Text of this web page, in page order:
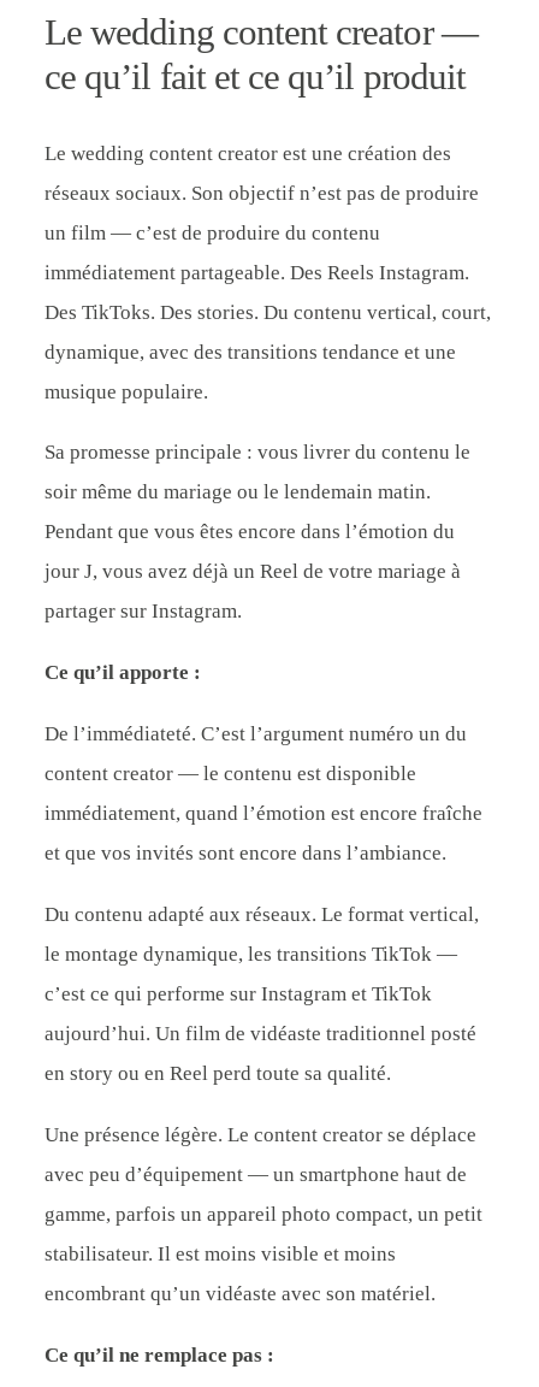
Le wedding content creator —
ce qu’il fait et ce qu’il produit
Le wedding content creator est une création des
réseaux sociaux. Son objectif n’est pas de produire
un film — c’est de produire du contenu
immédiatement partageable. Des Reels Instagram.
Des TikToks. Des stories. Du contenu vertical, court,
dynamique, avec des transitions tendance et une
musique populaire.
Sa promesse principale : vous livrer du contenu le
soir même du mariage ou le lendemain matin.
Pendant que vous êtes encore dans l’émotion du
jour J, vous avez déjà un Reel de votre mariage à
partager sur Instagram.
Ce qu’il apporte :
De l’immédiateté. C’est l’argument numéro un du
content creator — le contenu est disponible
immédiatement, quand l’émotion est encore fraîche
et que vos invités sont encore dans l’ambiance.
Du contenu adapté aux réseaux. Le format vertical,
le montage dynamique, les transitions TikTok —
c’est ce qui performe sur Instagram et TikTok
aujourd’hui. Un film de vidéaste traditionnel posté
en story ou en Reel perd toute sa qualité.
Une présence légère. Le content creator se déplace
avec peu d’équipement — un smartphone haut de
gamme, parfois un appareil photo compact, un petit
stabilisateur. Il est moins visible et moins
encombrant qu’un vidéaste avec son matériel.
Ce qu’il ne remplace pas :